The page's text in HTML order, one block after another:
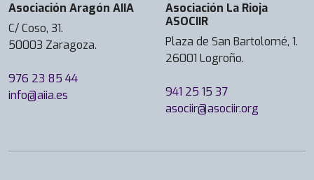
Asociación Aragón AIIA
C/ Coso, 31.
50003 Zaragoza.
976 23 85 44
info@aiia.es
Asociación La Rioja
ASOCIIR
Plaza de San Bartolomé, 1.
26001 Logroño.
941 25 15 37
asociir@asociir.org